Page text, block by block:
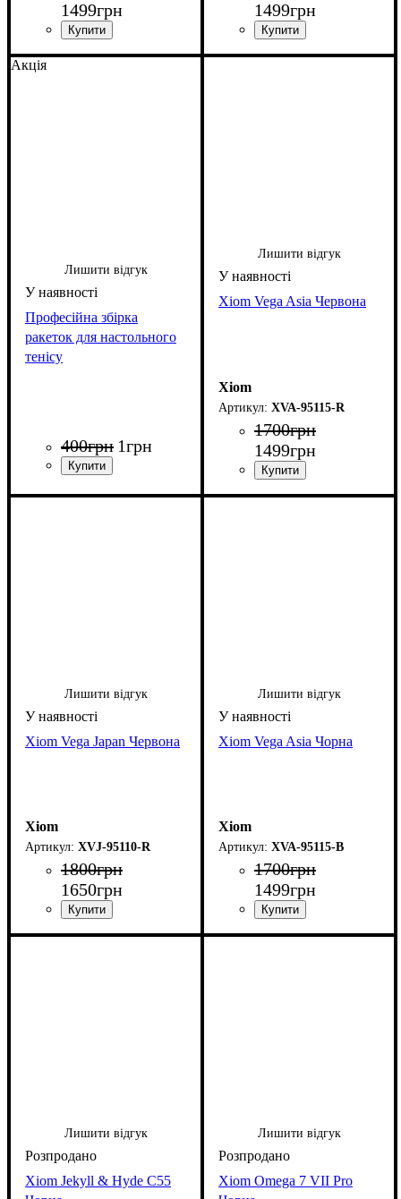
1499грн 1499грн
Акція
Лишити відгук
Професійна збірка
ракеток для настольного
тенісу
400грн 1грн
Лишити відгук
Xiom Vega Asia Червона
Xiom
XVA-95115-R
1700грн
1499грн
Лишити відгук
Xiom Vega Japan Червона
Xiom
XVJ-95110-R
1800грн
1650грн
Лишити відгук
Xiom Vega Asia Чорна
Xiom
XVA-95115-B
1700грн
1499грн
Лишити відгук
Xiom Jekyll & Hyde C55
Лишити відгук
Xiom Omega 7 VII Pro